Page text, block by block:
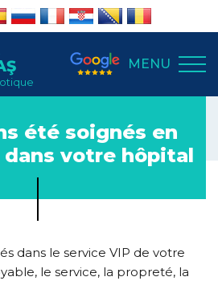
MENU
été soignés en
dans votre hôpital
dans le service VIP de votre
le service, la propreté, la